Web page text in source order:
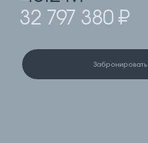
32 797 380 ₽
Забронировать